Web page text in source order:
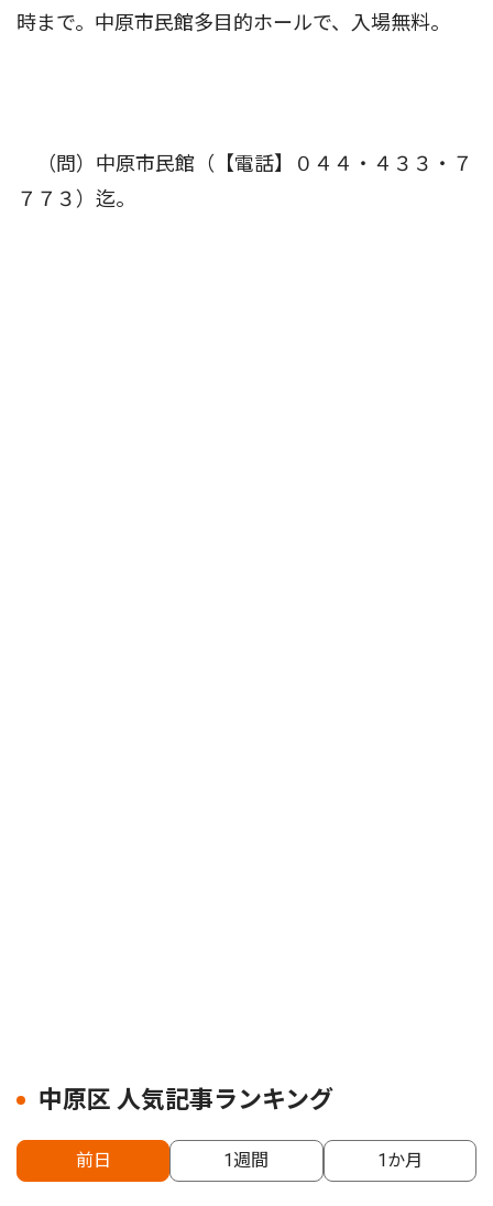
時まで。中原市民館多目的ホールで、入場無料。
（問）中原市民館（【電話】０４４・４３３・７
７７３）迄。
中原区 人気記事ランキング
前日 1週間 1か月